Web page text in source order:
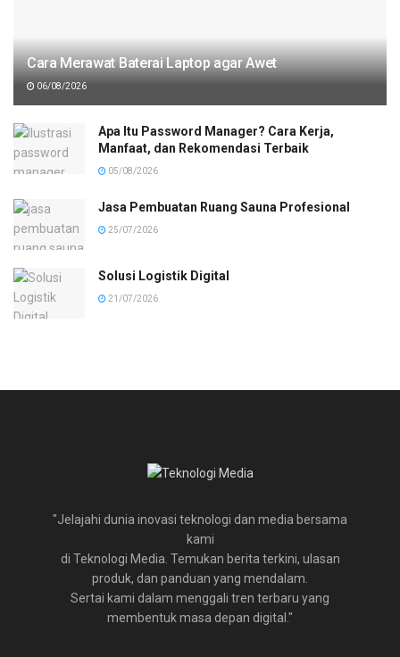
Cara Merawat Baterai Laptop agar Awet
06/08/2026
Apa Itu Password Manager? Cara Kerja,
Manfaat, dan Rekomendasi Terbaik
05/08/2026
Jasa Pembuatan Ruang Sauna Profesional
25/07/2026
Solusi Logistik Digital
21/07/2026
"Jelajahi dunia inovasi teknologi dan media bersama
kami
di Teknologi Media. Temukan berita terkini, ulasan
produk, dan panduan yang mendalam.
Sertai kami dalam menggali tren terbaru yang
membentuk masa depan digital."